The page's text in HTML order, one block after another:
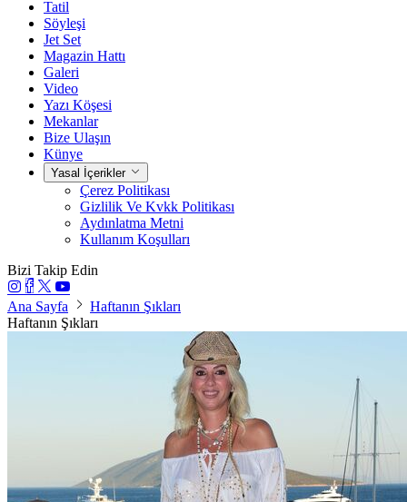
Tatil
Söyleşi
Jet Set
Magazin Hattı
Galeri
Video
Yazı Köşesi
Mekanlar
Bize Ulaşın
Künye
Yasal İçerikler
Çerez Politikası
Gizlilik Ve Kvkk Politikası
Aydınlatma Metni
Kullanım Koşulları
Bizi Takip Edin
Ana Sayfa
Haftanın Şıkları
Haftanın Şıkları